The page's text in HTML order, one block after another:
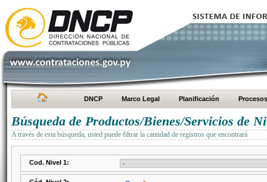
DNCP Marco Legal Planificación Procesos
Búsqueda de Productos/Bienes/Servicios de
A través de esta búsqueda, usted puede filtrar la cantidad de registros que encontrará
Cod. Nivel 1: